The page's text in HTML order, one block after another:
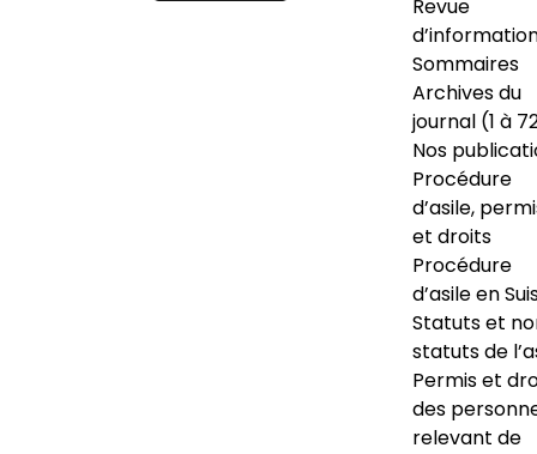
Revue
Sommaires
Archives du
journal (1 à
Nos
Procédure
d’asile,
et droits
Procédure
d’asile en
Statuts et
statuts de
Permis et
des
relevant de